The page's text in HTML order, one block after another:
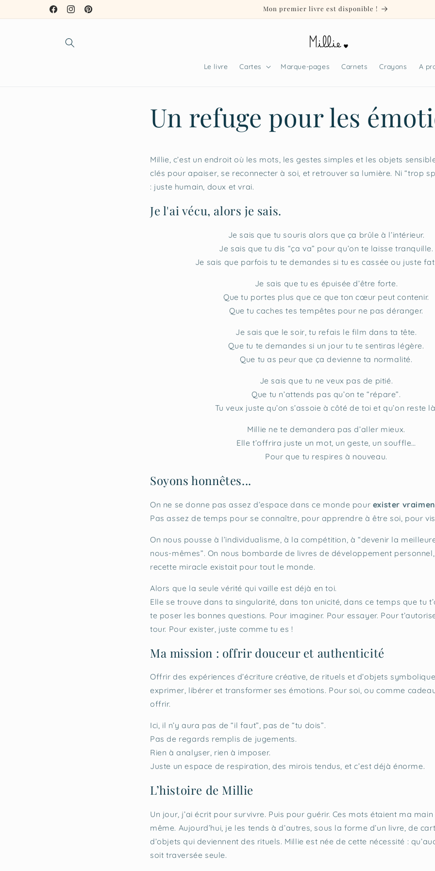
au
FacebookInstagramPinterest
Mon premier livre est disponible !
Le livre Cartes Marque-pages Carnets Crayons A
Un refuge pour les
Millie, c’est un endroit où les mots, les gestes simples et les objets
clés pour apaiser, se reconnecter à soi, et retrouver sa lumière. Ni “trop
: juste humain, doux et vrai.
Je l'ai vécu, alors je sais.
Je sais que tu souris alors que ça brûle à l’intérieur.
Je sais que tu dis “ça va” pour qu’on te laisse tranquille.
Je sais que parfois tu te demandes si tu es cassée ou juste
Je sais que tu es épuisée d’être forte.
Que tu portes plus que ce que ton cœur peut contenir.
Que tu caches tes tempêtes pour ne pas déranger.
Je sais que le soir, tu refais le film dans ta tête.
Que tu te demandes si un jour tu te sentiras légère.
Que tu as peur que ça devienne ta normalité.
Je sais que tu ne veux pas de pitié.
Que tu n’attends pas qu’on te “répare”.
Tu veux juste qu’on s’assoie à côté de toi et qu’on reste
Millie ne te demandera pas d’aller mieux.
Elle t’offrira juste un mot, un geste, un souffle…
Pour que tu respires à nouveau.
Soyons honnêtes...
On ne se donne pas assez d’espace dans ce monde pour exister
Pas assez de temps pour se connaître, pour apprendre à être soi, pour
On nous pousse à l’individualisme, à la compétition, à “devenir la
nous-mêmes”. On nous bombarde de livres de développement
recette miracle existait pour tout le monde.
Alors que la seule vérité qui vaille est déjà en toi.
Elle se trouve dans ta singularité, dans ton unicité, dans ce temps que tu
te poser les bonnes questions. Pour imaginer. Pour essayer. Pour
tour. Pour exister, juste comme tu es !
Ma mission : offrir douceur et authenticité
Offrir des expériences d’écriture créative, de rituels et d’objets
exprimer, libérer et transformer ses émotions. Pour soi, ou comme
offrir.
Ici, il n’y aura pas de “il faut”, pas de “tu dois”.
Pas de regards remplis de jugements.
Rien à analyser, rien à imposer.
Juste un espace de respiration, des mirois tendus, et c’est déjà énorme.
L’histoire de Millie
Un jour, j’ai écrit pour survivre. Puis pour guérir. Ces mots étaient ma
même. Aujourd’hui, je les tends à d’autres, sous la forme d’un livre, de
d’objets qui deviennent des rituels. Millie est née de cette nécessité :
soit traversée seule.